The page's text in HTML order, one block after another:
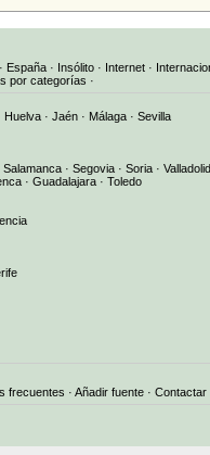
· España · Insólito · Internet ·
por categorías ·
Huelva · Jaén · Málaga · Sevilla
Salamanca · Segovia · Soria · Valladolid
· Guadalajara · Toledo
frecuentes · Añadir fuente · Contactar